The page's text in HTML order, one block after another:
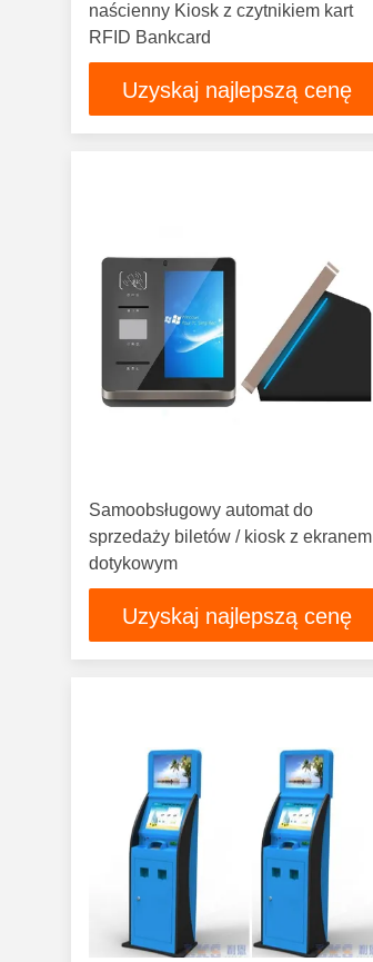
naścienny Kiosk z czytnikiem kart
RFID Bankcard
Uzyskaj najlepszą cenę
Samoobsługowy automat do
sprzedaży biletów / kiosk z ekranem
dotykowym
Uzyskaj najlepszą cenę